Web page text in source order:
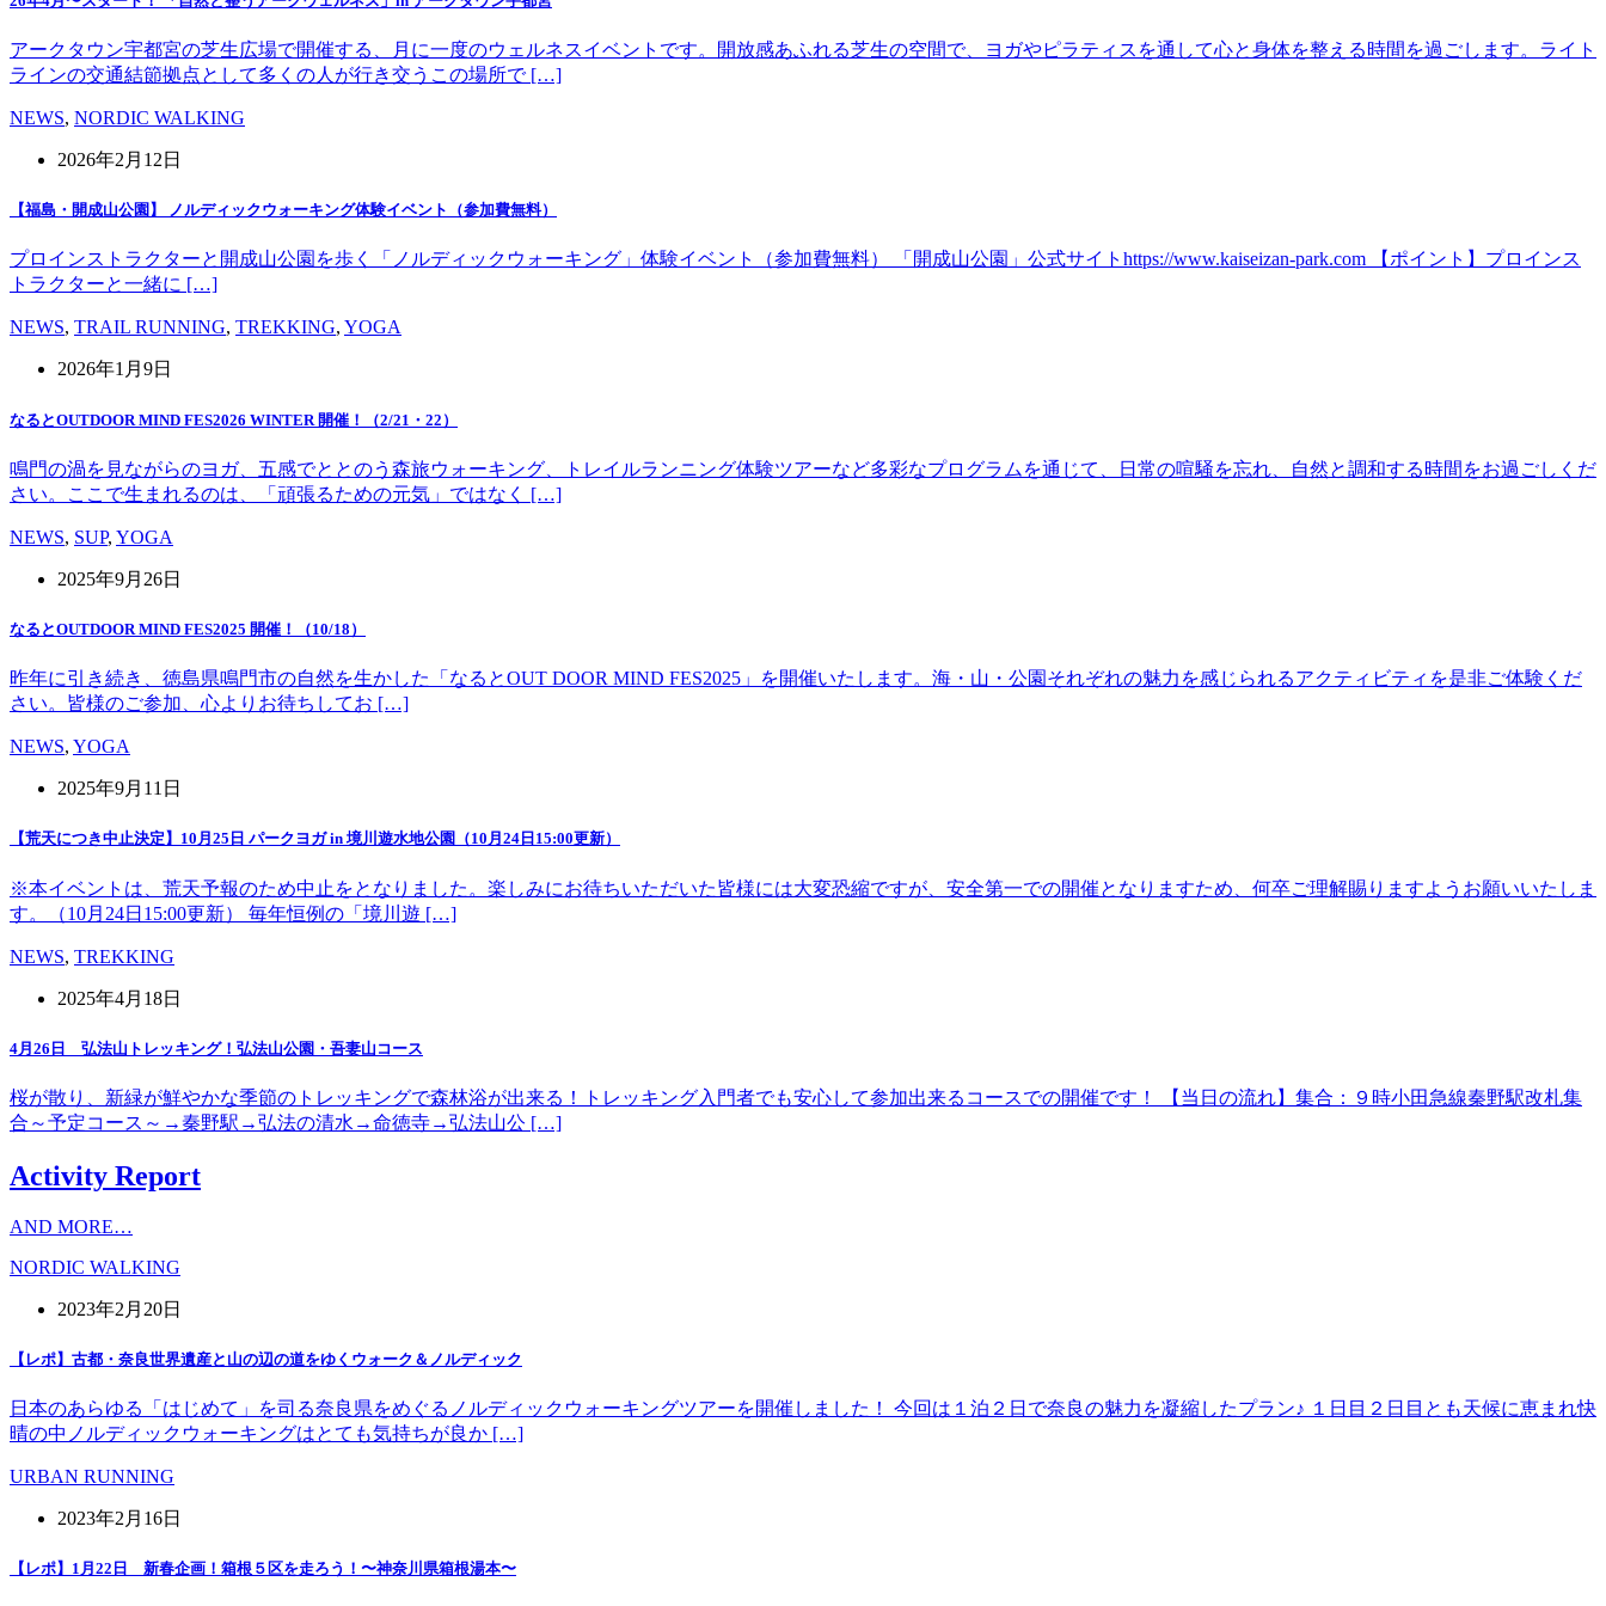
アークタウン宇都宮の芝生広場で開催する、月に一度のウェルネスイベントです。開放感あふれる芝生の空間で、ヨガやピラティスを通して心と身体を整える時間を過ごします。ライト
ラインの交通結節拠点として多くの人が行き交うこの場所で […]
NEWS, NORDIC WALKING
2026年2月12日
【福島・開成山公園】 ノルディックウォーキング体験イベント（参加費無料）
プロインストラクターと開成山公園を歩く「ノルディックウォーキング」体験イベント（参加費無料） 「開成山公園」公式サイトhttps://www.kaiseizan-park.com 【ポイント】プロインス
トラクターと一緒に […]
NEWS, TRAIL RUNNING, TREKKING, YOGA
2026年1月9日
なるとOUTDOOR MIND FES2026 WINTER 開催！（2/21・22）
鳴門の渦を見ながらのヨガ、五感でととのう森旅ウォーキング、トレイルランニング体験ツアーなど多彩なプログラムを通じて、日常の喧騒を忘れ、自然と調和する時間をお過ごしくだ
さい。ここで生まれるのは、「頑張るための元気」ではなく […]
NEWS, SUP, YOGA
2025年9月26日
なるとOUTDOOR MIND FES2025 開催！（10/18）
昨年に引き続き、徳島県鳴門市の自然を生かした「なるとOUT DOOR MIND FES2025」を開催いたします。海・山・公園それぞれの魅力を感じられるアクティビティを是非ご体験くだ
さい。皆様のご参加、心よりお待ちしてお […]
NEWS, YOGA
2025年9月11日
【荒天につき中止決定】10月25日 パークヨガ in 境川遊水地公園（10月24日15:00更新）
※本イベントは、荒天予報のため中止をとなりました。楽しみにお待ちいただいた皆様には大変恐縮ですが、安全第一での開催となりますため、何卒ご理解賜りますようお願いいたしま
す。（10月24日15:00更新） 毎年恒例の「境川遊 […]
NEWS, TREKKING
2025年4月18日
4月26日 弘法山トレッキング！弘法山公園・吾妻山コース
桜が散り、新緑が鮮やかな季節のトレッキングで森林浴が出来る！トレッキング入門者でも安心して参加出来るコースでの開催です！ 【当日の流れ】集合：９時小田急線秦野駅改札集
合～予定コース～→秦野駅→弘法の清水→命徳寺→弘法山公 […]
Activity Report
AND MORE…
NORDIC WALKING
2023年2月20日
【レポ】古都・奈良世界遺産と山の辺の道をゆくウォーク＆ノルディック
日本のあらゆる「はじめて」を司る奈良県をめぐるノルディックウォーキングツアーを開催しました！ 今回は１泊２日で奈良の魅力を凝縮したプラン♪ １日目２日目とも天候に恵まれ快
晴の中ノルディックウォーキングはとても気持ちが良か […]
URBAN RUNNING
2023年2月16日
【レポ】1月22日 新春企画！箱根５区を走ろう！〜神奈川県箱根湯本〜